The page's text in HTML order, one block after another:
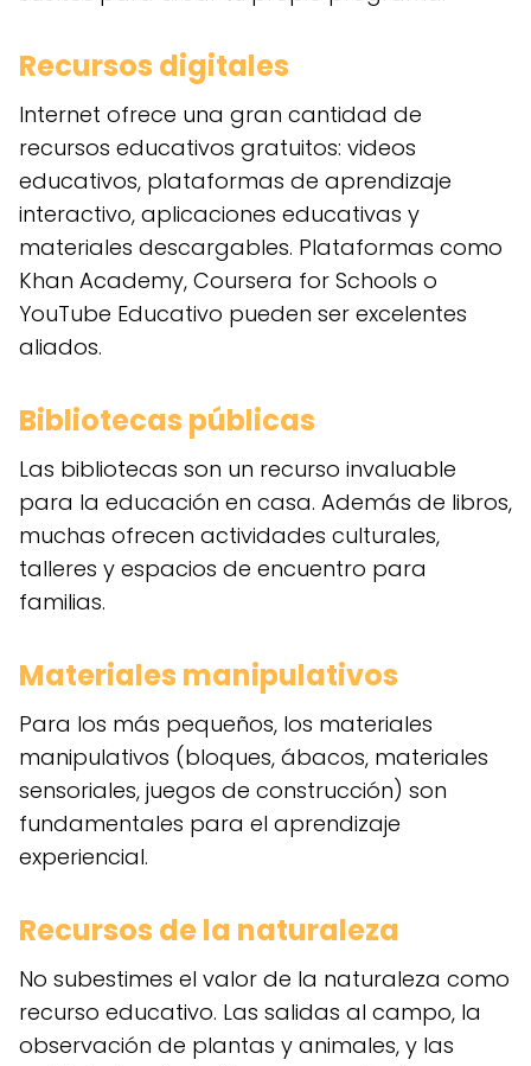
Recursos digitales
Internet ofrece una gran cantidad de
recursos educativos gratuitos: videos
educativos, plataformas de aprendizaje
interactivo, aplicaciones educativas y
materiales descargables. Plataformas como
Khan Academy, Coursera for Schools o
YouTube Educativo pueden ser excelentes
aliados.
Bibliotecas públicas
Las bibliotecas son un recurso invaluable
para la educación en casa. Además de libros,
muchas ofrecen actividades culturales,
talleres y espacios de encuentro para
familias.
Materiales manipulativos
Para los más pequeños, los materiales
manipulativos (bloques, ábacos, materiales
sensoriales, juegos de construcción) son
fundamentales para el aprendizaje
experiencial.
Recursos de la naturaleza
No subestimes el valor de la naturaleza como
recurso educativo. Las salidas al campo, la
observación de plantas y animales, y las